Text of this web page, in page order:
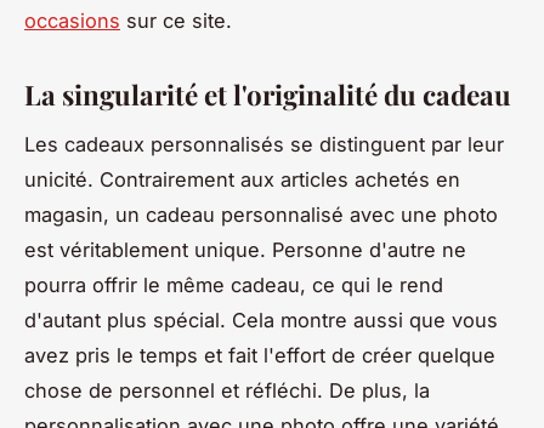
occasions sur ce site.
La singularité et l'originalité du cadeau
Les cadeaux personnalisés se distinguent par leur
unicité. Contrairement aux articles achetés en
magasin, un cadeau personnalisé avec une photo
est véritablement unique. Personne d'autre ne
pourra offrir le même cadeau, ce qui le rend
d'autant plus spécial. Cela montre aussi que vous
avez pris le temps et fait l'effort de créer quelque
chose de personnel et réfléchi. De plus, la